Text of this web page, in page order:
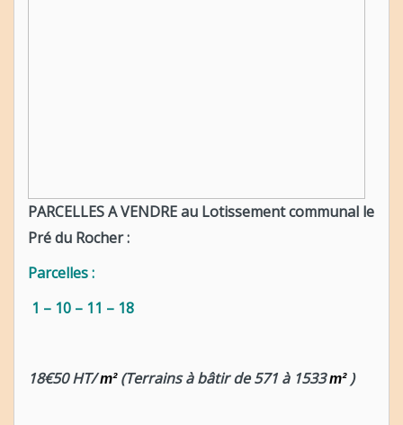
PARCELLES A VENDRE au Lotissement communal le
Pré du Rocher :
Parcelles :
1 – 10 – 11 – 18
18€50 HT/m²(Terrains à bâtir de 571 à 1533m²)